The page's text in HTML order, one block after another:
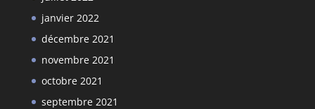
janvier 2022
décembre 2021
novembre 2021
octobre 2021
septembre 2021